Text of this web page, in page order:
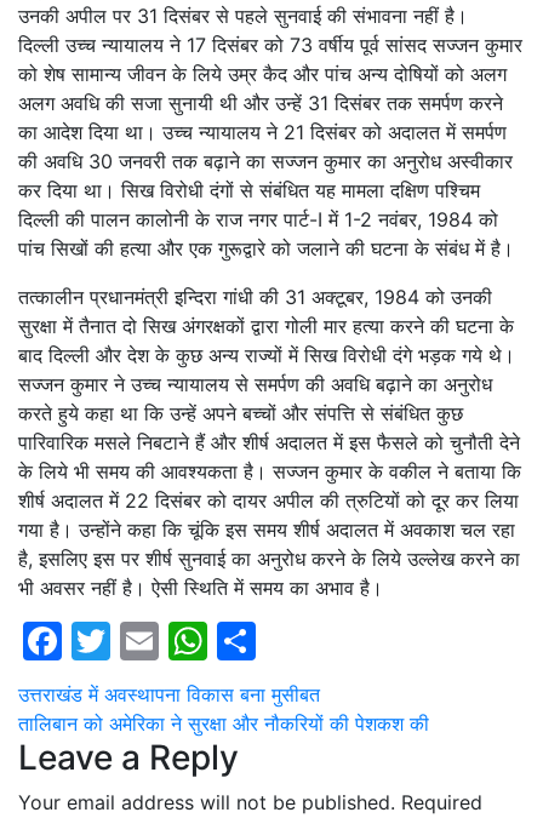
उनकी अपील पर 31 दिसंबर से पहले सुनवाई की संभावना नहीं है।
दिल्ली उच्च न्यायालय ने 17 दिसंबर को 73 वर्षीय पूर्व सांसद सज्जन कुमार
को शेष सामान्य जीवन के लिये उम्र कैद और पांच अन्य दोषियों को अलग
अलग अवधि की सजा सुनायी थी और उन्हें 31 दिसंबर तक समर्पण करने
का आदेश दिया था। उच्च न्यायालय ने 21 दिसंबर को अदालत में समर्पण
की अवधि 30 जनवरी तक बढ़ाने का सज्जन कुमार का अनुरोध अस्वीकार
कर दिया था। सिख विरोधी दंगों से संबंधित यह मामला दक्षिण पश्चिम
दिल्ली की पालन कालोनी के राज नगर पार्ट-I में 1-2 नवंबर, 1984 को
पांच सिखों की हत्या और एक गुरूद्वारे को जलाने की घटना के संबंध में है।
तत्कालीन प्रधानमंत्री इन्दिरा गांधी की 31 अक्टूबर, 1984 को उनकी
सुरक्षा में तैनात दो सिख अंगरक्षकों द्वारा गोली मार हत्या करने की घटना के
बाद दिल्ली और देश के कुछ अन्य राज्यों में सिख विरोधी दंगे भड़क गये थे।
सज्जन कुमार ने उच्च न्यायालय से समर्पण की अवधि बढ़ाने का अनुरोध
करते हुये कहा था कि उन्हें अपने बच्चों और संपत्ति से संबंधित कुछ
पारिवारिक मसले निबटाने हैं और शीर्ष अदालत में इस फैसले को चुनौती देने
के लिये भी समय की आवश्यकता है। सज्जन कुमार के वकील ने बताया कि
शीर्ष अदालत में 22 दिसंबर को दायर अपील की त्रुटियों को दूर कर लिया
गया है। उन्होंने कहा कि चूंकि इस समय शीर्ष अदालत में अवकाश चल रहा
है, इसलिए इस पर शीर्ष सुनवाई का अनुरोध करने के लिये उल्लेख करने का
भी अवसर नहीं है। ऐसी स्थिति में समय का अभाव है।
Facebook
Twitter
EmailWhatsApp
Post
navigation
उत्तराखंड में अवस्थापना विकास बना मुसीबत
तालिबान को अमेरिका ने सुरक्षा और नौकरियों की पेशकश की
Leave a Reply
Your email address will not be published. Required